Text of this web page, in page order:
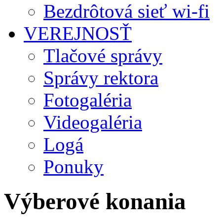
Bezdrôtová sieť wi-fi
VEREJNOSŤ
Tlačové správy
Správy rektora
Fotogaléria
Videogaléria
Logá
Ponuky
Výberové konania